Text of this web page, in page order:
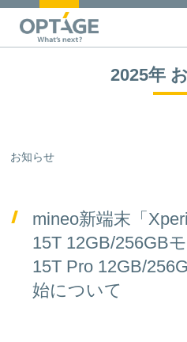
2025年
お知らせ
mineo新端末「
15T 12GB/256GB
15T Pro 12GB/
始について